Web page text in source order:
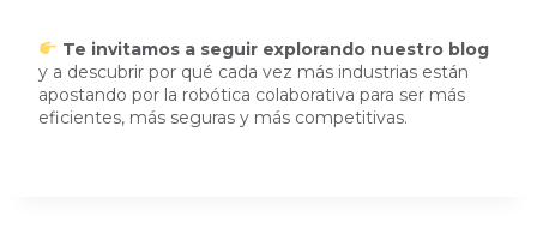
Te invitamos a seguir explorando nuestro blog
y a descubrir por qué cada vez más industrias están
apostando por la robótica colaborativa para ser más
eficientes, más seguras y más competitivas.